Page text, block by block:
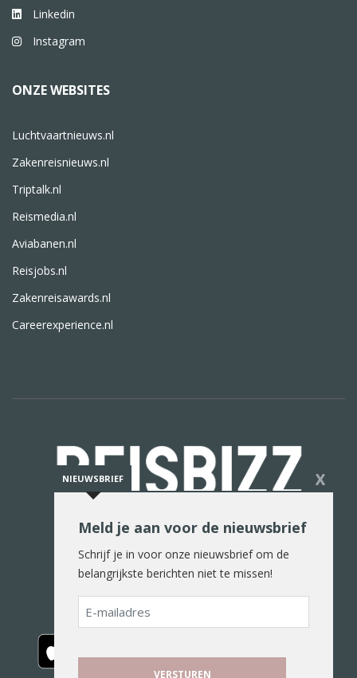
Linkedin
Instagram
ONZE WEBSITES
Luchtvaartnieuws.nl
Zakenreisnieuws.nl
Triptalk.nl
Reismedia.nl
Aviabanen.nl
Reisjobs.nl
Zakenreisawards.nl
Careerexperience.nl
De reiswereld in woord en beeld
NIEUWSBRIEF X
Meld je aan voor de nieuwsbrief
Schrijf je in voor onze nieuwsbrief om de
belangrijkste berichten niet te missen!
E-
mailadres